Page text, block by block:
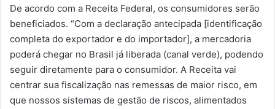
De acordo com a Receita Federal, os consumidores serão
beneficiados. “Com a declaração antecipada [identificação
completa do exportador e do importador], a mercadoria
poderá chegar no Brasil já liberada (canal verde), podendo
seguir diretamente para o consumidor. A Receita vai
centrar sua fiscalização nas remessas de maior risco, em
que nossos sistemas de gestão de riscos, alimentados